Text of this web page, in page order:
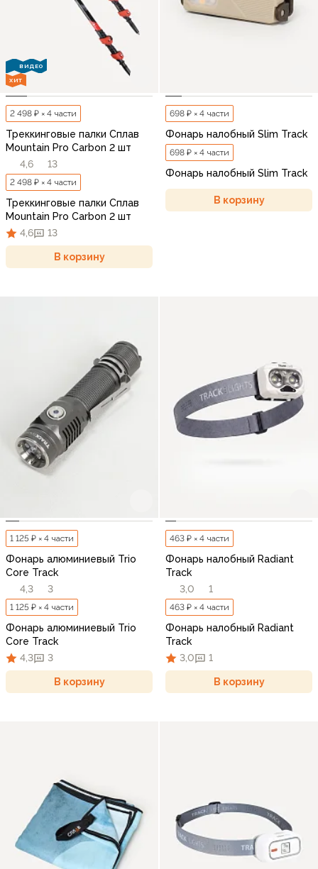
ВИДЕО
ХИТ
2 498 ₽ × 4 части
Треккинговые палки Сплав
Mountain Pro Carbon 2 шт
4,6
13
2 498 ₽ × 4 части
Треккинговые палки Сплав
Mountain Pro Carbon 2 шт
4,6
13
В корзину
698 ₽ × 4 части
Фонарь налобный Slim Track
698 ₽ × 4 части
Фонарь налобный Slim Track
В корзину
1 125 ₽ × 4 части
Фонарь алюминиевый Trio
Core Track
4,3
3
1 125 ₽ × 4 части
Фонарь алюминиевый Trio
Core Track
4,3
3
В корзину
463 ₽ × 4 части
Фонарь налобный Radiant
Track
3,0
1
463 ₽ × 4 части
Фонарь налобный Radiant
Track
3,0
1
В корзину